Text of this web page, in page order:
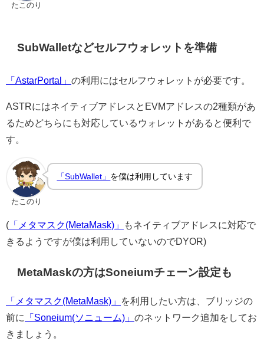
たこのり
SubWalletなどセルフウォレットを準備
「AstarPortal」 の利用にはセルフウォレットが必要です。
ASTRにはネイティブアドレスとEVMアドレスの2種類があ
るためどちらにも対応しているウォレットがあると便利で
す。
たこのり
「SubWallet」 を僕は利用しています
( 「メタマスク(MetaMask)」
もネイティブアドレスに対応で
きるようですが僕は利用していないのでDYOR)
MetaMaskの方はSoneiumチェーン設定も
「メタマスク(MetaMask)」
を利用したい方は、ブリッジの
前に
「Soneium(ソニューム)」 のネットワーク追加をしてお
きましょう。